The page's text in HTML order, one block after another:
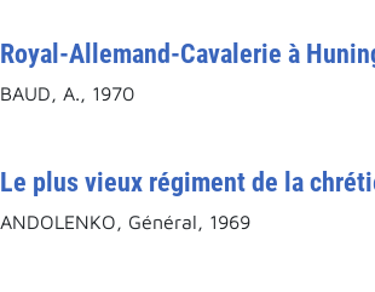
Royal-Allemand-Cavalerie à
BAUD, A., 1970
Le plus vieux régiment de la
ANDOLENKO, Général, 1969